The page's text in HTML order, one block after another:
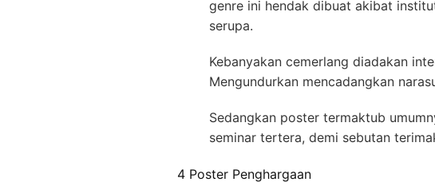
genre ini hendak dibuat akibat
serupa.
Kebanyakan cemerlang diadakan
Mengundurkan mencadangkan
Sedangkan poster termaktub
seminar tertera, demi sebutan
4 Poster Penghargaan